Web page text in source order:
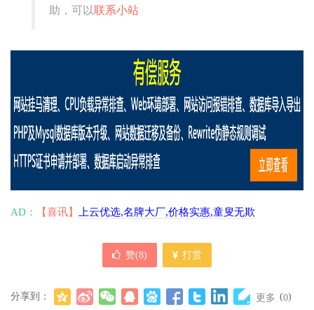
助，可以联系小站
AD： 【喜讯】 上云优选,名牌大厂,价格实惠,童叟无欺
赞(8) 打赏
分享到： 更多 (0)